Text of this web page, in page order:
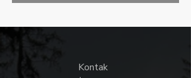
Kontak